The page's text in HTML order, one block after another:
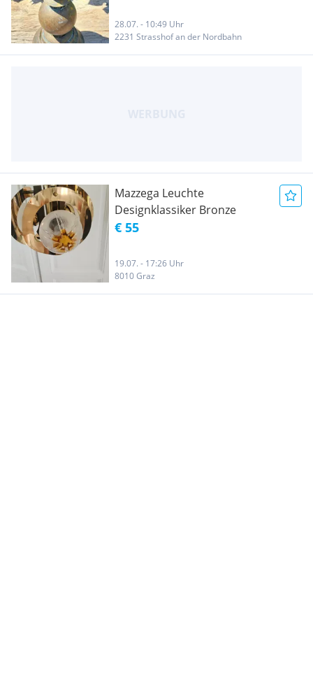
28.07. - 10:49 Uhr
2231 Strasshof an der Nordbahn
Mazzega Leuchte
Designklassiker Bronze
€ 55
19.07. - 17:26 Uhr
8010 Graz